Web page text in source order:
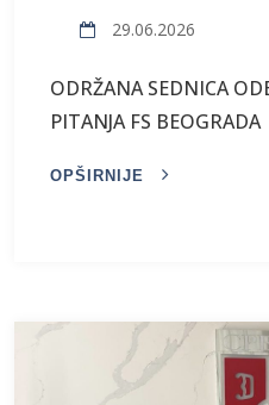
29.06.2026
ODRŽANA SEDNICA
PITANJA FS BEOGRADA
OPŠIRNIJE